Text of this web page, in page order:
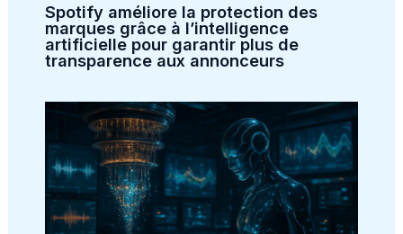
Spotify améliore la protection des
marques grâce à l’intelligence
artificielle pour garantir plus de
transparence aux annonceurs